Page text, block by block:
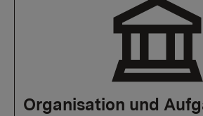
Organisation und